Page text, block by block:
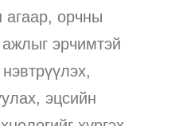
агаар, орчны
эрчимтэй
эцсийн